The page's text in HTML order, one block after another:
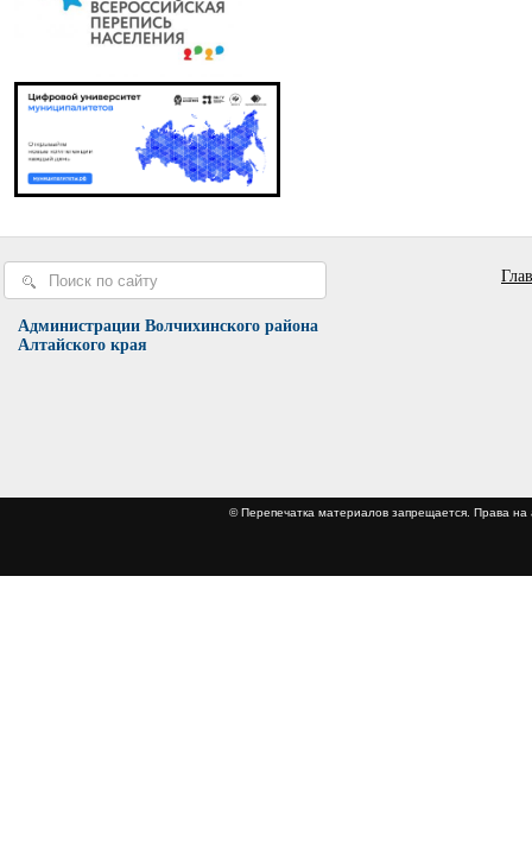
Администрации Волчихинского района
Алтайского края
© Перепечатка материалов запрещается.